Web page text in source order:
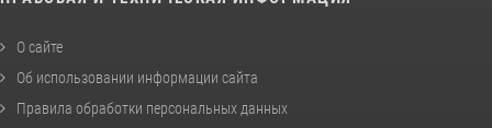
О сайте
Об использовании информации сайта
Правила обработки персональных данных